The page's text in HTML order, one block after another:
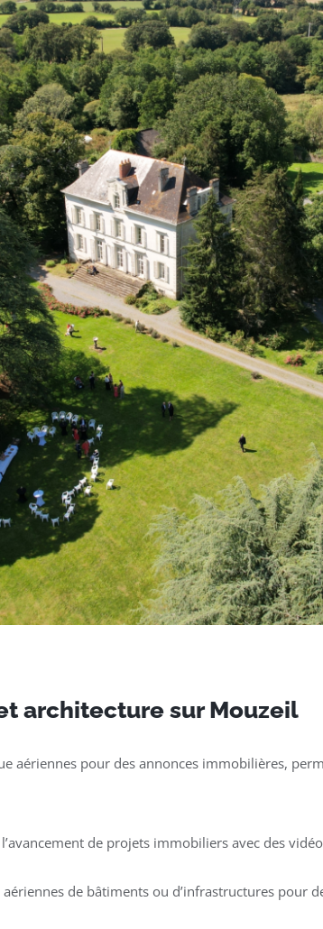
architecture sur Mouzeil
aériennes pour des annonces immobilières,
de projets immobiliers avec des
de bâtiments ou d’infrastructures pour